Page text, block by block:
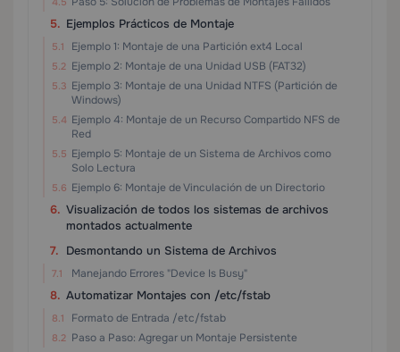
Ejemplos Prácticos de Montaje
Ejemplo 1: Montaje de una Partición ext4 Local
Ejemplo 2: Montaje de una Unidad USB (FAT32)
Ejemplo 3: Montaje de una Unidad NTFS (Partición de
Windows)
Ejemplo 4: Montaje de un Recurso Compartido NFS de
Red
Ejemplo 5: Montaje de un Sistema de Archivos como
Solo Lectura
Ejemplo 6: Montaje de Vinculación de un Directorio
Visualización de todos los sistemas de archivos
montados actualmente
Desmontando un Sistema de Archivos
Manejando Errores "Device Is Busy"
Automatizar Montajes con /etc/fstab
Formato de Entrada /etc/fstab
Paso a Paso: Agregar un Montaje Persistente